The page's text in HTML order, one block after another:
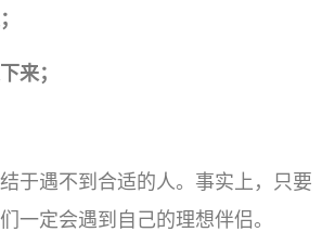
来；
于遇不到合适的人。事实上，只要
一定会遇到自己的理想伴侣。